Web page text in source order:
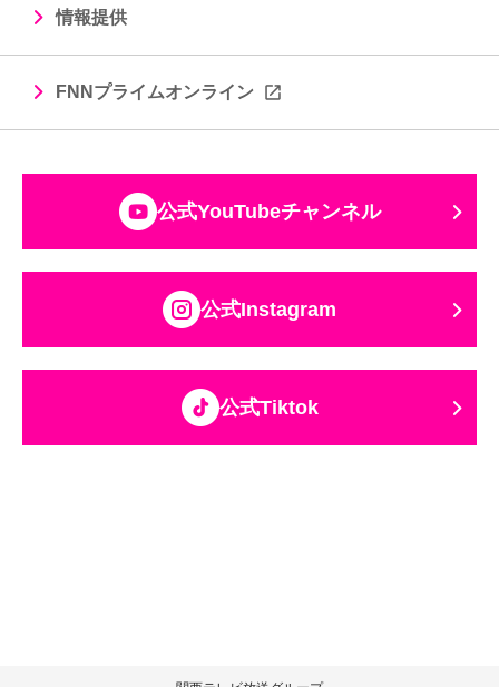
情報提供
FNNプライムオンライン
公式YouTubeチャンネル
公式Instagram
公式Tiktok